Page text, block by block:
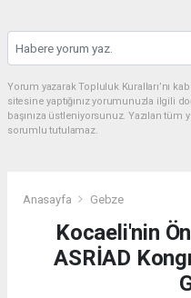
Yorum yazarak Topluluk Kuralları’nı
sitesine yaptığınız yorumunuzla ilgili
başınıza üstleniyorsunuz. Yazılan
sorumlu tutulamaz.
Anasayfa Gebze
Kocaeli'nin
ASRİAD